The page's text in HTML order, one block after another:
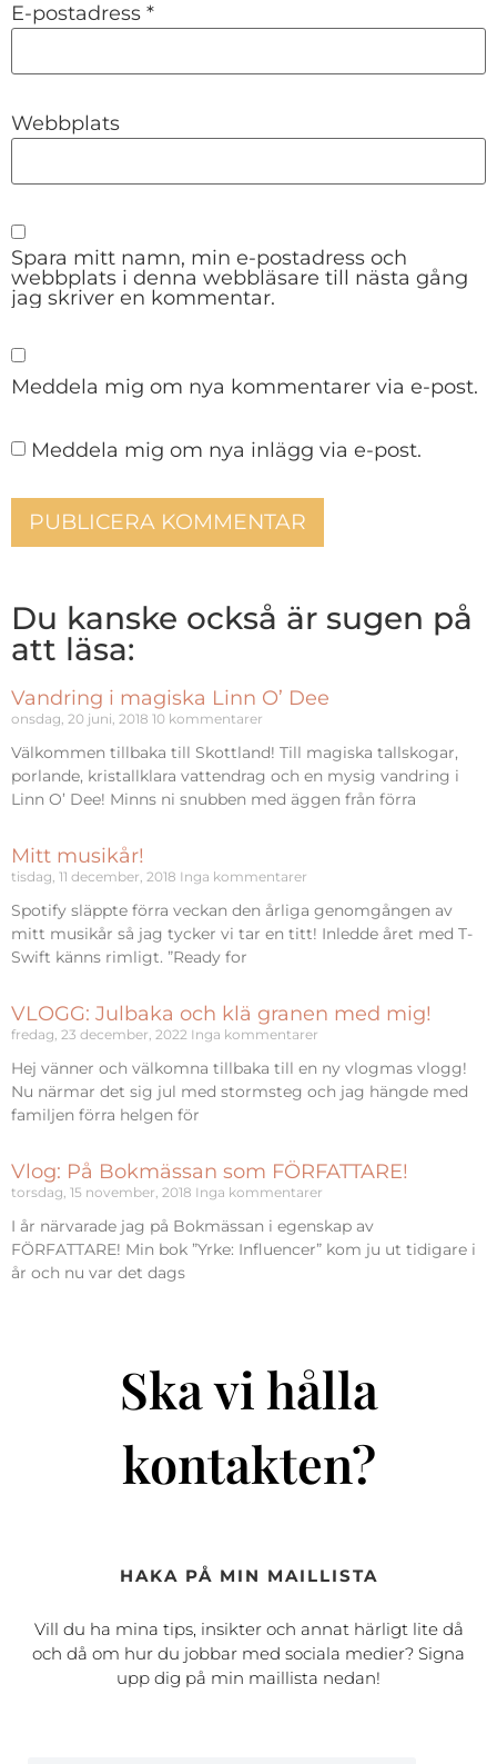
E-postadress *
Webbplats
Spara mitt namn, min e-postadress och
webbplats i denna webbläsare till nästa gång
jag skriver en kommentar.
Meddela mig om nya kommentarer via e-post.
Meddela mig om nya inlägg via e-post.
Du kanske också är sugen på
att läsa:
Vandring i magiska Linn O’ Dee
onsdag, 20 juni, 2018 10 kommentarer
Välkommen tillbaka till Skottland! Till magiska tallskogar,
porlande, kristallklara vattendrag och en mysig vandring i
Linn O’ Dee! Minns ni snubben med äggen från förra
Mitt musikår!
tisdag, 11 december, 2018 Inga kommentarer
Spotify släppte förra veckan den årliga genomgången av
mitt musikår så jag tycker vi tar en titt! Inledde året med T-
Swift känns rimligt. ”Ready for
VLOGG: Julbaka och klä granen med mig!
fredag, 23 december, 2022 Inga kommentarer
Hej vänner och välkomna tillbaka till en ny vlogmas vlogg!
Nu närmar det sig jul med stormsteg och jag hängde med
familjen förra helgen för
Vlog: På Bokmässan som FÖRFATTARE!
torsdag, 15 november, 2018 Inga kommentarer
I år närvarade jag på Bokmässan i egenskap av
FÖRFATTARE! Min bok ”Yrke: Influencer” kom ju ut tidigare i
år och nu var det dags
Ska vi hålla
kontakten?
HAKA PÅ MIN MAILLISTA
Vill du ha mina tips, insikter och annat härligt lite då
och då om hur du jobbar med sociala medier? Signa
upp dig på min maillista nedan!